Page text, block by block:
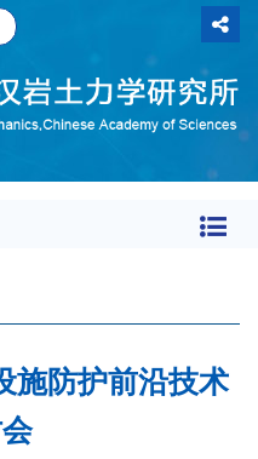
施防护前沿技术